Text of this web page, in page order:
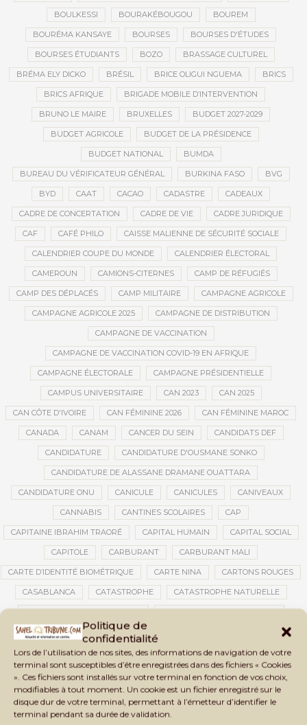
Politique de
confidentialité
Lors de l’utilisation de nos sites, des informations de navigation de votre
terminal sont susceptibles d’être enregistrées dans des fichiers « Cookies
». Ces fichiers sont installés sur votre terminal en fonction de vos choix,
modifiables à tout moment. Un cookie est un fichier enregistré sur le
disque dur de votre terminal, permettant à l’émetteur d’identifier le
terminal pendant sa durée de validation.
BOULKESSI BOURAKÉBOUGOU BOUREM
BOURÉMA KANSAYE BOURSES BOURSES D'ÉTUDES
BOURSES ÉTUDIANTS BOZO BRASSAGE CULTUREL
BRÉMA ELY DICKO BRÉSIL BRICE OLIGUI NGUEMA BRICS
BRICS AFRIQUE BRIGADE MOBILE D’INTERVENTION
BRUNO LE MAIRE BRUXELLES BUDGET 2027-2029
BUDGET AGRICOLE BUDGET DE LA PRÉSIDENCE
BUDGET NATIONAL BUMDA
BUREAU DU VÉRIFICATEUR GÉNÉRAL BURKINA FASO BVG
BYD CAAT CACAO CADASTRE CADEAUX
CADRE DE CONCERTATION CADRE DE VIE CADRE JURIDIQUE
CAF CAFÉ PHILO CAISSE MALIENNE DE SÉCURITÉ SOCIALE
CALENDRIER COUPE DU MONDE CALENDRIER ÉLECTORAL
CAMEROUN CAMIONS-CITERNES CAMP DE RÉFUGIÉS
CAMP DES DÉPLACÉS CAMP MILITAIRE CAMPAGNE AGRICOLE
CAMPAGNE AGRICOLE 2025 CAMPAGNE DE DISTRIBUTION
CAMPAGNE DE VACCINATION
CAMPAGNE DE VACCINATION COVID-19 EN AFRIQUE
CAMPAGNE ÉLECTORALE CAMPAGNE PRÉSIDENTIELLE
CAMPUS UNIVERSITAIRE CAN 2023 CAN 2025
CAN CÔTE D'IVOIRE CAN FÉMININE 2026 CAN FÉMININE MAROC
CANADA CANAM CANCER DU SEIN CANDIDATS DEF
CANDIDATURE CANDIDATURE D'OUSMANE SONKO
CANDIDATURE DE ALASSANE DRAMANE OUATTARA
CANDIDATURE ONU CANICULE CANICULES CANIVEAUX
CANNABIS CANTINES SCOLAIRES CAP
CAPITAINE IBRAHIM TRAORÉ CAPITAL HUMAIN CAPITAL SOCIAL
CAPITOLE CARBURANT CARBURANT MALI
CARTE D’IDENTITÉ BIOMÉTRIQUE CARTE NINA CARTONS ROUGES
CASABLANCA CATASTROPHE CATASTROPHE NATURELLE
CATASTROPHES CLIMATIQUES CATASTROPHES NATURELLES
CAUTION 10 000 DOLLARS CAUTION DE VISA CECOGEC
CÉDÉAO CEDEAO CEI CÉLÉBRATION NATIONALE CEMAC
CENTRAFRIQUE CENTRALE SOLAIRE
CENTRALE SOLAIRE DE SANANKOROBA